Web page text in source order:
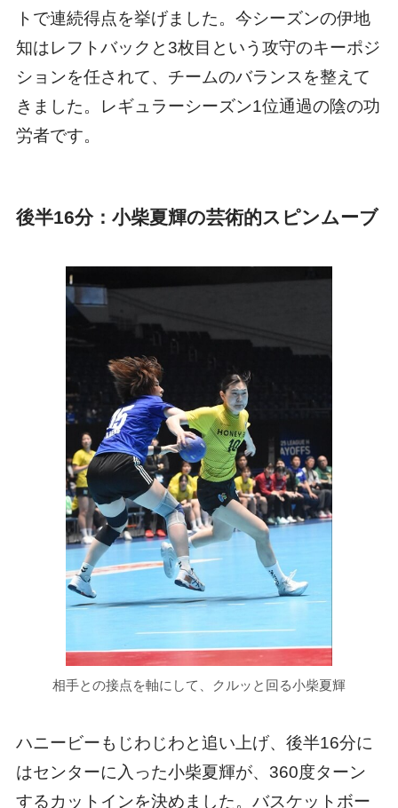
トで連続得点を挙げました。今シーズンの伊地
知はレフトバックと3枚目という攻守のキーポジ
ションを任されて、チームのバランスを整えて
きました。レギュラーシーズン1位通過の陰の功
労者です。
後半16分：小柴夏輝の芸術的スピンムーブ
相手との接点を軸にして、クルッと回る小柴夏輝
ハニービーもじわじわと追い上げ、後半16分に
はセンターに入った小柴夏輝が、360度ターン
するカットインを決めました。バスケットボー